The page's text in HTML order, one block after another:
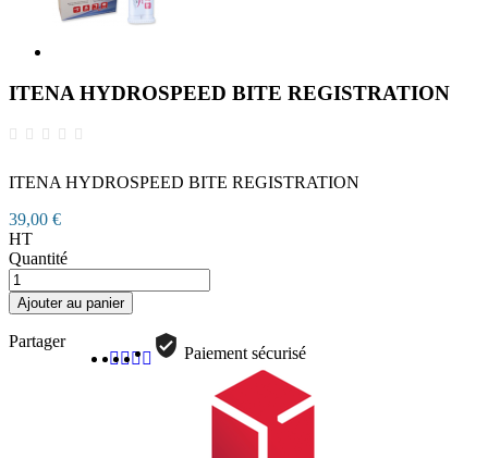
ITENA HYDROSPEED BITE REGISTRATION
ITENA HYDROSPEED BITE REGISTRATION
39,00 €
HT
Quantité
Ajouter au panier
Partager
Paiement sécurisé